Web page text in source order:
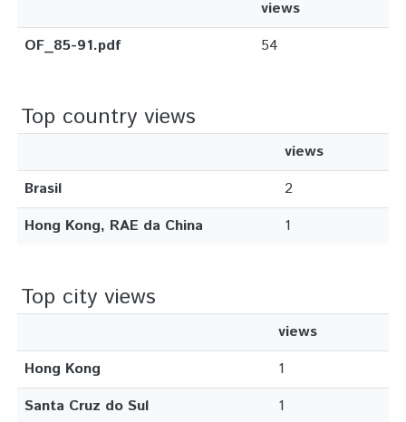
views
OF_85-91.pdf
54
Top country views
views
Brasil
2
Hong Kong, RAE da China
1
Top city views
views
Hong Kong
1
Santa Cruz do Sul
1